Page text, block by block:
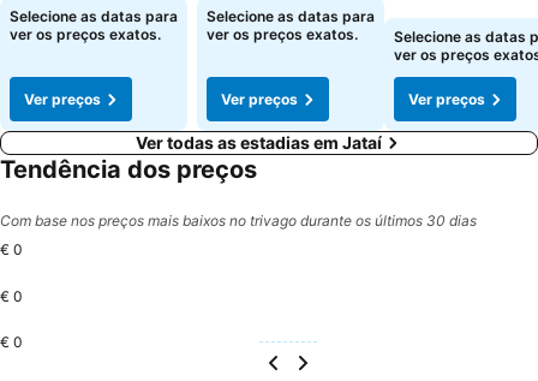
Ver preços
Selecione as datas para
ver os preços exatos.
Ver preços
Ver preços
Selecione as datas para
ver os preços exatos.
Ver preços
Ver preços
Selecione as datas
ver os preços
Ver preços
Ver todas as estadias em Jataí
Tendência dos preços
Com base nos preços mais baixos no trivago durante os últimos 30 dias
€ 0
€ 0
€ 0